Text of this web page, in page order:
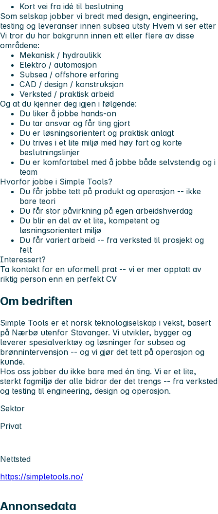
Kort vei fra idé til beslutning
Som selskap jobber vi bredt med design, engineering,
testing og leveranser innen subsea utsty Hvem vi ser etter
Vi tror du har bakgrunn innen ett eller flere av disse
områdene:
Mekanisk / hydraulikk
Elektro / automasjon
Subsea / offshore erfaring
CAD / design / konstruksjon
Verksted / praktisk arbeid
Og at du kjenner deg igjen i følgende:
Du liker å jobbe hands-on
Du tar ansvar og får ting gjort
Du er løsningsorientert og praktisk anlagt
Du trives i et lite miljø med høy fart og korte
beslutningslinjer
Du er komfortabel med å jobbe både selvstendig og i
team
Hvorfor jobbe i Simple Tools?
Du får jobbe tett på produkt og operasjon -- ikke
bare teori
Du får stor påvirkning på egen arbeidshverdag
Du blir en del av et lite, kompetent og
løsningsorientert miljø
Du får variert arbeid -- fra verksted til prosjekt og
felt
Interessert?
Ta kontakt for en uformell prat -- vi er mer opptatt av
riktig person enn en perfekt CV
Om bedriften
Simple Tools er et norsk teknologiselskap i vekst, basert
på Nærbø utenfor Stavanger. Vi utvikler, bygger og
leverer spesialverktøy og løsninger for subsea og
brønnintervensjon -- og vi gjør det tett på operasjon og
kunde.
Hos oss jobber du ikke bare med én ting. Vi er et lite,
sterkt fagmiljø der alle bidrar der det trengs -- fra verksted
og testing til engineering, design og operasjon.
Sektor
Privat
Nettsted
https://simpletools.no/
Annonsedata